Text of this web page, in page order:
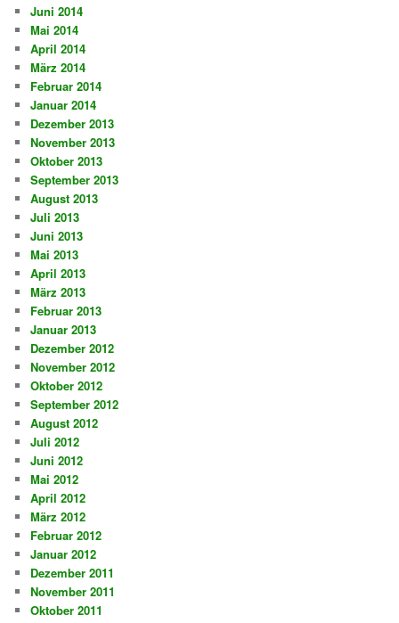
Juni 2014
Mai 2014
April 2014
März 2014
Februar 2014
Januar 2014
Dezember 2013
November 2013
Oktober 2013
September 2013
August 2013
Juli 2013
Juni 2013
Mai 2013
April 2013
März 2013
Februar 2013
Januar 2013
Dezember 2012
November 2012
Oktober 2012
September 2012
August 2012
Juli 2012
Juni 2012
Mai 2012
April 2012
März 2012
Februar 2012
Januar 2012
Dezember 2011
November 2011
Oktober 2011